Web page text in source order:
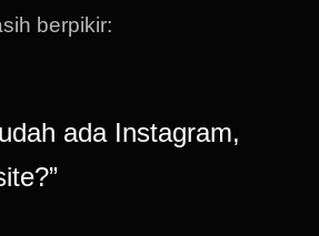
berpikir:
ada Instagram,